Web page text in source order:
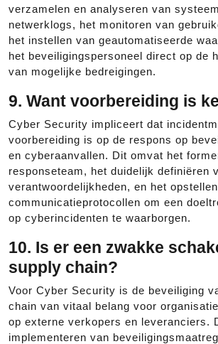
verzamelen en analyseren van
netwerklogs, het monitoren van
het instellen van geautomatiseerde
het beveiligingspersoneel direct op de
van mogelijke bedreigingen.
9. Want voorbereiding is
Cyber Security impliceert dat
voorbereiding is op de respons op
en cyberaanvallen. Dit omvat het
responseteam, het duidelijk definiëren
verantwoordelijkheden, en het
communicatieprotocollen om een
op cyberincidenten te waarborgen.
10. Is er een zwakke
supply chain?
Voor Cyber Security is de beveiliging
chain van vitaal belang voor
op externe verkopers en leveranciers.
implementeren van